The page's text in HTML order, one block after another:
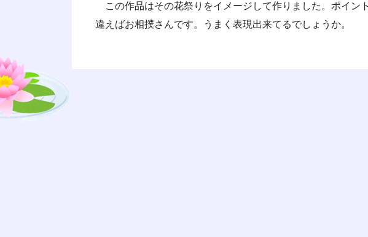
この作品はその花祭りをイメージして作りました。ポイン
違えばお相撲さんです。うまく表現出来てるでしょうか。